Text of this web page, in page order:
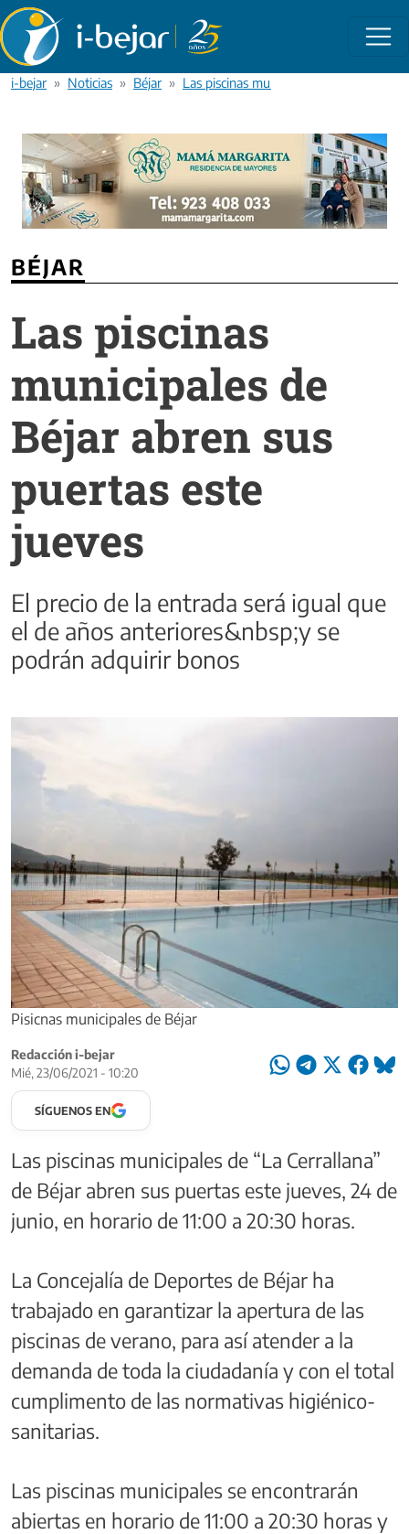
Pasar al contenido principal
i-bejar Noticias Béjar Las piscinas municipales de Béjar abren
BÉJAR
Las piscinas
municipales de
Béjar abren sus
puertas este
jueves
El precio de la entrada será igual que
el de años anteriores&nbsp;y se
podrán adquirir bonos
Pisicnas municipales de Béjar
Redacción i-bejar
Mié, 23/06/2021 - 10:20
SÍGUENOS EN
Las piscinas municipales de “La Cerrallana”
de Béjar abren sus puertas este jueves, 24 de
junio, en horario de 11:00 a 20:30 horas.
La Concejalía de Deportes de Béjar ha
trabajado en garantizar la apertura de las
piscinas de verano, para así atender a la
demanda de toda la ciudadanía y con el total
cumplimento de las normativas higiénico-
sanitarias.
Las piscinas municipales se encontrarán
abiertas en horario de 11:00 a 20:30 horas y